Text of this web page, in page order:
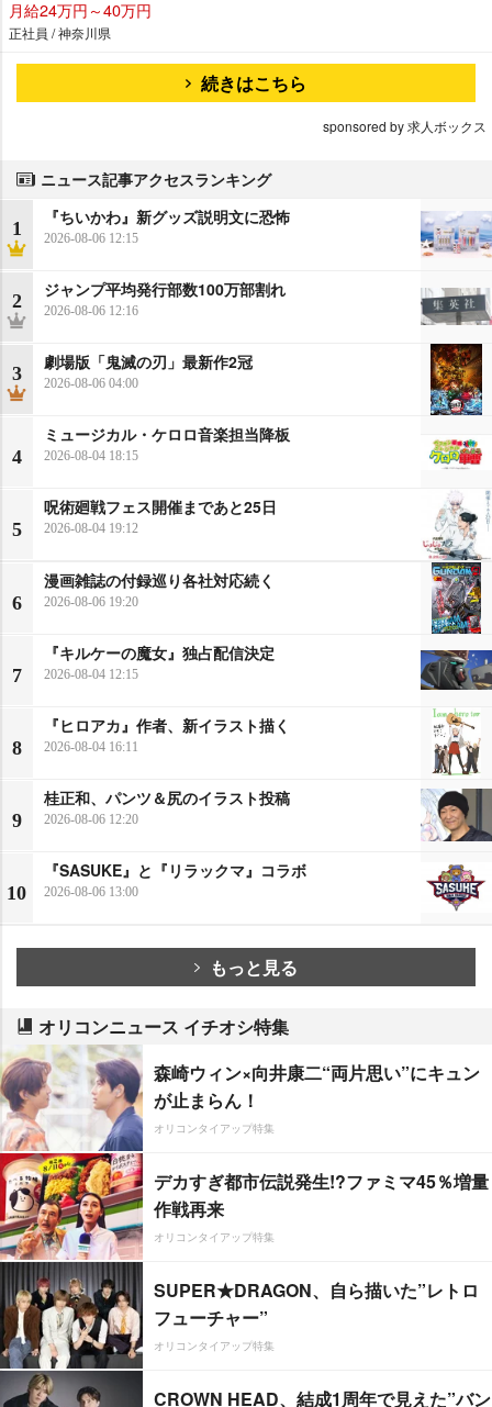
月給24万円～40万円
正社員 / 神奈川県
続きはこちら
sponsored by 求人ボックス
ニュース記事アクセスランキング
1
『ちいかわ』新グッズ説明文に恐怖
2026-08-06 12:15
2
ジャンプ平均発行部数100万部割れ
2026-08-06 12:16
3
劇場版「鬼滅の刃」最新作2冠
2026-08-06 04:00
4
ミュージカル・ケロロ音楽担当降板
2026-08-04 18:15
5
呪術廻戦フェス開催まであと25日
2026-08-04 19:12
6
漫画雑誌の付録巡り各社対応続く
2026-08-06 19:20
7
『キルケーの魔女』独占配信決定
2026-08-04 12:15
8
『ヒロアカ』作者、新イラスト描く
2026-08-04 16:11
9
桂正和、パンツ＆尻のイラスト投稿
2026-08-06 12:20
10
『SASUKE』と『リラックマ』コラボ
2026-08-06 13:00
もっと見る
オリコンニュース イチオシ特集
森崎ウィン×向井康二“両片思い”にキュン
が止まらん！
オリコンタイアップ特集
デカすぎ都市伝説発生!?ファミマ45％増量
作戦再来
オリコンタイアップ特集
SUPER★DRAGON、自ら描いた”レトロ
フューチャー”
オリコンタイアップ特集
CROWN HEAD、結成1周年で見えた”バン